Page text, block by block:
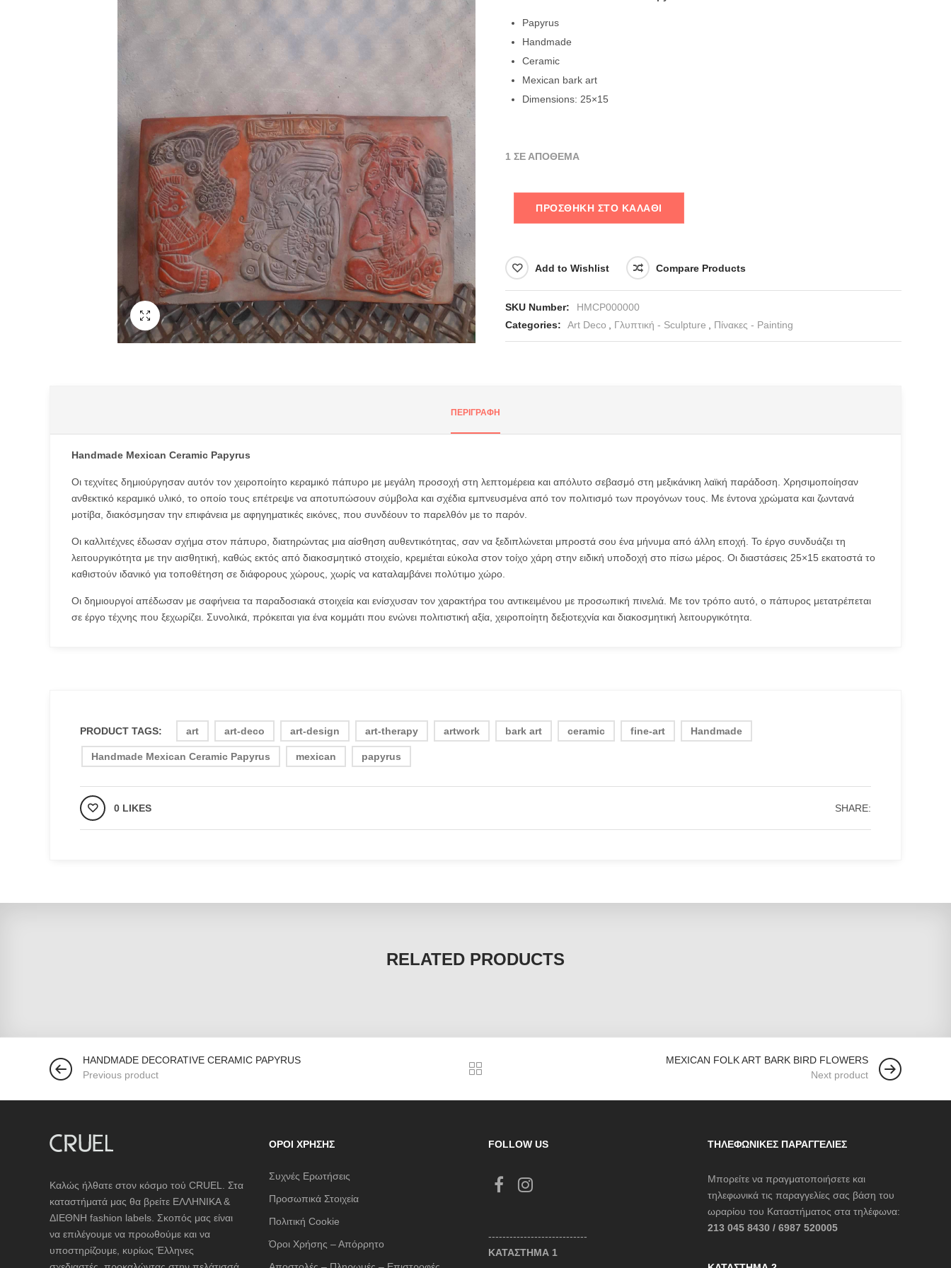
Fullscreen
Papyrus
Handmade
Ceramic
Mexican bark art
Dimensions: 25×15
1 ΣΕ ΑΠΌΘΕΜΑ
ΠΡΟΣΘΉΚΗ ΣΤΟ ΚΑΛΆΘΙ
Add to Wishlist Compare Products
SKU Number:
HMCP000000
Categories:
Art Deco Γλυπτική - Sculpture Πίνακες - Painting
ΠΕΡΙΓΡΑΦΉ
Handmade Mexican Ceramic Papyrus
Οι τεχνίτες δημιούργησαν αυτόν τον χειροποίητο κεραμικό πάπυρο με μεγάλη προσοχή στη λεπτομέρεια και απόλυτο σεβασμό στη μεξικάνικη λαϊκή παράδοση. Χρησιμοποίησαν
ανθεκτικό κεραμικό υλικό, το οποίο τους επέτρεψε να αποτυπώσουν σύμβολα και σχέδια εμπνευσμένα από τον πολιτισμό των προγόνων τους. Με έντονα χρώματα και ζωντανά
μοτίβα, διακόσμησαν την επιφάνεια με αφηγηματικές εικόνες, που συνδέουν το παρελθόν με το παρόν.
Οι καλλιτέχνες έδωσαν σχήμα στον πάπυρο, διατηρώντας μια αίσθηση αυθεντικότητας, σαν να ξεδιπλώνεται μπροστά σου ένα μήνυμα από άλλη εποχή. Το έργο συνδυάζει τη
λειτουργικότητα με την αισθητική, καθώς εκτός από διακοσμητικό στοιχείο, κρεμιέται εύκολα στον τοίχο χάρη στην ειδική υποδοχή στο πίσω μέρος. Οι διαστάσεις 25×15 εκατοστά το
καθιστούν ιδανικό για τοποθέτηση σε διάφορους χώρους, χωρίς να καταλαμβάνει πολύτιμο χώρο.
Οι δημιουργοί απέδωσαν με σαφήνεια τα παραδοσιακά στοιχεία και ενίσχυσαν τον χαρακτήρα του αντικειμένου με προσωπική πινελιά. Με τον τρόπο αυτό, ο πάπυρος μετατρέπεται
σε έργο τέχνης που ξεχωρίζει. Συνολικά, πρόκειται για ένα κομμάτι που ενώνει πολιτιστική αξία, χειροποίητη δεξιοτεχνία και διακοσμητική λειτουργικότητα.
PRODUCT TAGS: art art-deco art-design art-therapy artwork bark art ceramic fine-art Handmade
Handmade Mexican Ceramic Papyrus mexican papyrus
SHARE:
0 LIKES
RELATED PRODUCTS
HANDMADE DECORATIVE CERAMIC PAPYRUS
Previous product
MEXICAN FOLK ART BARK BIRD FLOWERS
Next product
Καλώς ήλθατε στον κόσμο τού CRUEL. Στα
καταστήματά μας θα βρείτε ΕΛΛΗΝΙΚΑ &
ΔΙΕΘΝΗ fashion labels. Σκοπός μας είναι
να επιλέγουμε να προωθούμε και να
υποστηρίζουμε, κυρίως Έλληνες
ΌΡΟΙ ΧΡΉΣΗΣ
Συχνές Ερωτήσεις
Προσωπικά Στοιχεία
Πολιτική Cookie
Όροι Χρήσης – Απόρρητο
FOLLOW US
----------------------------
ΚΑΤΑΣΤΗΜΑ 1
ΤΗΛΕΦΩΝΙΚΈΣ ΠΑΡΑΓΓΕΛΊΕΣ
Μπορείτε να πραγματοποιήσετε και
τηλεφωνικά τις παραγγελίες σας βάση του
ωραρίου του Καταστήματος στα τηλέφωνα:
213 045 8430 / 6987 520005